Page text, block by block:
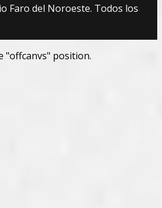
Faro del Noroeste. Todos los
"offcanvs" position.